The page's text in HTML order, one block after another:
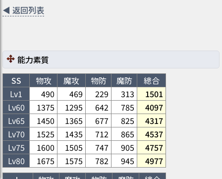
◀ 返回列表
能力素質
SS
物攻 魔攻 物防 魔防
總合
Lv1
490 469 229 313
1501
Lv60 1375 1295 642 785
4097
Lv65 1450 1365 677 825
4317
Lv70 1525 1435 712 865
4537
Lv75 1600 1505 747 905
4757
Lv80 1675 1575 782 945
4977